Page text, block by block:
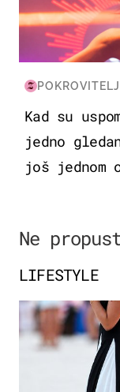
Kad su
jedno
još
Ne
LIFESTYLE